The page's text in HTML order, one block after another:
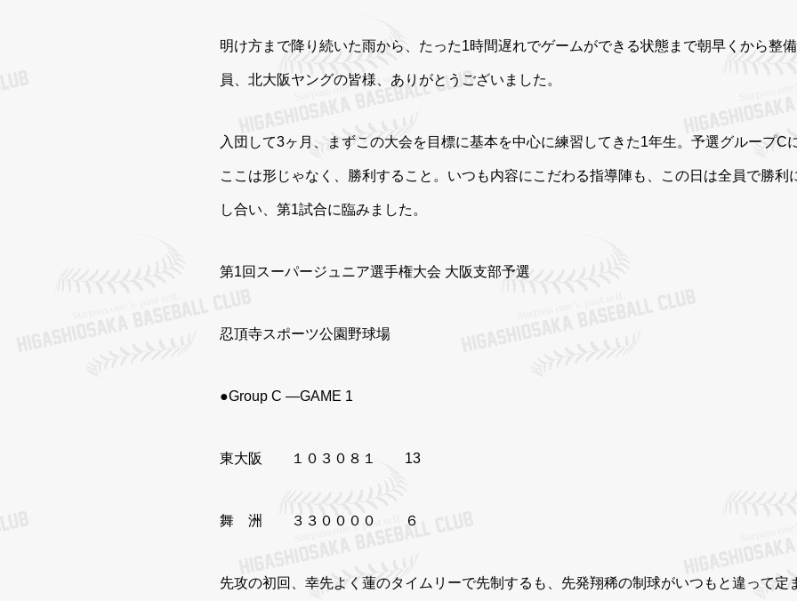
明け方まで降り続いた雨から、たった1時間遅れでゲームができる状態まで朝早くから整
員、北大阪ヤングの皆様、ありがとうございました。
入団して3ヶ月、まずこの大会を目標に基本を中心に練習してきた1年生。予選グループC
ここは形じゃなく、勝利すること。いつも内容にこだわる指導陣も、この日は全員で勝利
し合い、第1試合に臨みました。
第1回スーパージュニア選手権大会 大阪支部予選
忍頂寺スポーツ公園野球場
●Group C —GAME 1
東大阪 １０３０８１ 13
舞 洲 ３３００００ ６
先攻の初回、幸先よく蓮のタイムリーで先制するも、先発翔稀の制球がいつもと違って定